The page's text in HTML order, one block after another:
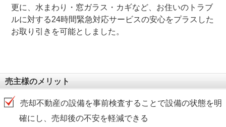
更に、水まわり・窓ガラス・カギなど、お住いのトラブ
ルに対する24時間緊急対応サービスの安心をプラスした
お取り引きを可能としました。
売主様のメリット
売却不動産の設備を事前検査することで設備の状態を明
確にし、売却後の不安を軽減できる